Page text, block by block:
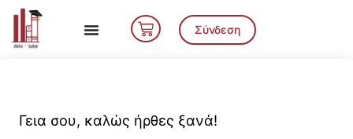
Μετάβαση
περιεχόμενο
Cart Σύνδεση
Γεια σου, καλώς ήρθες ξανά!